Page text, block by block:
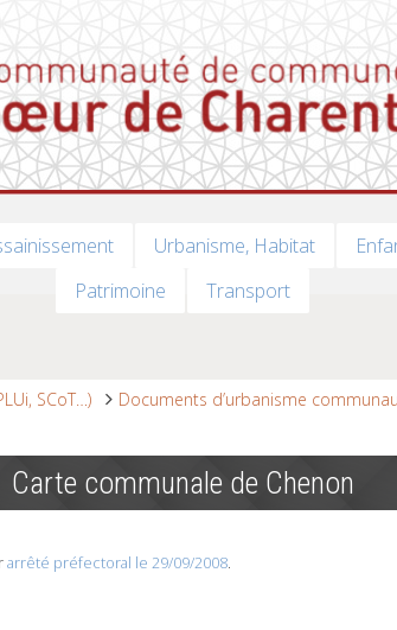
Urbanisme, Habitat
Patrimoine
Transport
SCoT…) Documents d’urbanisme
Carte communale de Chenon
arrêté préfectoral le 29/09/2008.